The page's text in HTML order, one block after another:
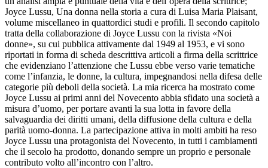
Joyce Lussu, Una donna nella storia a cura di Luisa Maria Plaisant,
volume miscellaneo in quattordici studi e profili. Il secondo capitolo
tratta della collaborazione di Joyce Lussu con la rivista «Noi
donne», su cui pubblica attivamente dal 1949 al 1953, e vi sono
riportati in forma di scheda descrittiva articoli a firma della scrittrice
che evidenziano l’attenzione che Lussu ebbe verso varie tematiche
come l’infanzia, le donne, la cultura, impegnandosi nella difesa delle
categorie più deboli della società. La mia ricerca ha mostrato come
Joyce Lussu ai primi anni del Novecento abbia sfidato una società a
misura d’uomo, per portare avanti la sua lotta in favore della
salvaguardia dei diritti umani, della diffusione della cultura e della
parità uomo-donna. La partecipazione attiva in molti ambiti ha reso
Joyce Lussu una protagonista del Novecento, in tutti i cambiamenti
che il secolo ha prodotto, donando sempre un proprio e personale
contributo volto all’incontro con l’altro.